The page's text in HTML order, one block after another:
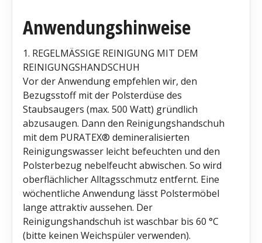
Anwendungshinweise
1. REGELMÄSSIGE REINIGUNG MIT DEM
REINIGUNGSHANDSCHUH
Vor der Anwendung empfehlen wir, den
Bezugsstoff mit der Polsterdüse des
Staubsaugers (max. 500 Watt) gründlich
abzusaugen. Dann den Reinigungshandschuh
mit dem PURATEX® demineralisierten
Reinigungswasser leicht befeuchten und den
Polsterbezug nebelfeucht abwischen. So wird
oberflächlicher Alltagsschmutz entfernt. Eine
wöchentliche Anwendung lässt Polstermöbel
lange attraktiv aussehen. Der
Reinigungshandschuh ist waschbar bis 60 °C
(bitte keinen Weichspüler verwenden).